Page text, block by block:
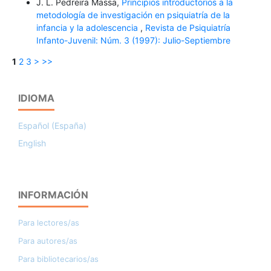
metodología de investigación en psiquiatría de la
infancia y la adolescencia , Revista de Psiquiatría
Infanto-Juvenil: Núm. 3 (1997): Julio-Septiembre
1 2 3 > >>
IDIOMA
Español (España)
English
INFORMACIÓN
Para lectores/as
Para autores/as
Para bibliotecarios/as